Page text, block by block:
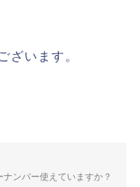
ざいます。
ンバー使えていますか？